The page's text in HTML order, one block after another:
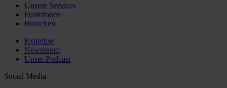
Unsere Services
Funktionen
Branchen
Expertise
Newsroom
Unser Podcast
Social Media